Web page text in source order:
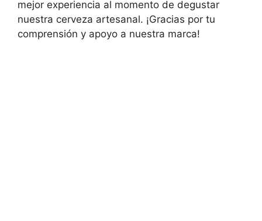
mejor experiencia al momento de degustar
nuestra cerveza artesanal. ¡Gracias por tu
comprensión y apoyo a nuestra marca!